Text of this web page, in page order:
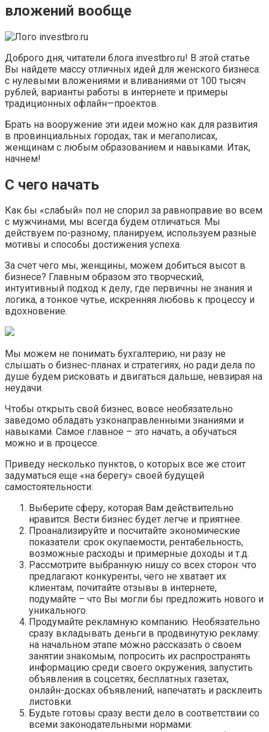
вложений вообще
Доброго дня, читатели блога investbro.ru! В этой статье
Вы найдете массу отличных идей для женского бизнеса:
с нулевыми вложениями и вливаниями от 100 тысяч
рублей, варианты работы в интернете и примеры
традиционных офлайн—проектов.
Брать на вооружение эти идеи можно как для развития
в провинциальных городах, так и мегаполисах,
женщинам с любым образованием и навыками. Итак,
начнем!
С чего начать
Как бы «слабый» пол не спорил за равноправие во всем
с мужчинами, мы всегда будем отличаться. Мы
действуем по-разному, планируем, используем разные
мотивы и способы достижения успеха.
За счет чего мы, женщины, можем добиться высот в
бизнесе? Главным образом это творческий,
интуитивный подход к делу, где первичны не знания и
логика, а тонкое чутье, искренняя любовь к процессу и
вдохновение.
Мы можем не понимать бухгалтерию, ни разу не
слышать о бизнес-планах и стратегиях, но ради дела по
душе будем рисковать и двигаться дальше, невзирая на
неудачи.
Чтобы открыть свой бизнес, вовсе необязательно
заведомо обладать узконаправленными знаниями и
навыками. Самое главное – это начать, а обучаться
можно и в процессе.
Приведу несколько пунктов, о которых все же стоит
задуматься еще «на берегу» своей будущей
самостоятельности:
Выберите сферу, которая Вам действительно
нравится. Вести бизнес будет легче и приятнее.
Проанализируйте и посчитайте экономические
показатели: срок окупаемости, рентабельность,
возможные расходы и примерные доходы и т.д.
Рассмотрите выбранную нишу со всех сторон: что
предлагают конкуренты, чего не хватает их
клиентам, почитайте отзывы в интернете,
подумайте – что Вы могли бы предложить нового и
уникального.
Продумайте рекламную компанию. Необязательно
сразу вкладывать деньги в продвинутую рекламу:
на начальном этапе можно рассказать о своем
занятии знакомым, попросить их распространять
информацию среди своего окружения, запустить
объявления в соцсетях, бесплатных газетах,
онлайн-досках объявлений, напечатать и расклеить
листовки.
Будьте готовы сразу вести дело в соответствии со
всеми законодательными нормами: